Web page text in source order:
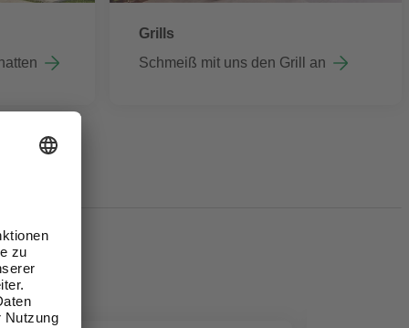
Grills
Schmeiß mit uns den Grill an